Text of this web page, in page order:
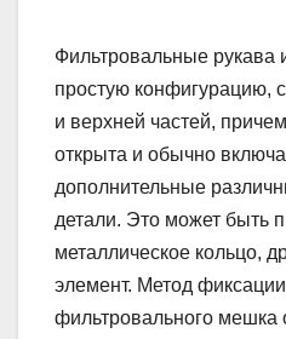
Фильтровальные рукава
простую конфигурацию,
и верхней частей,
открыта и обычно
дополнительные
детали. Это может быть
металлическое кольцо,
элемент. Метод
фильтровального мешка